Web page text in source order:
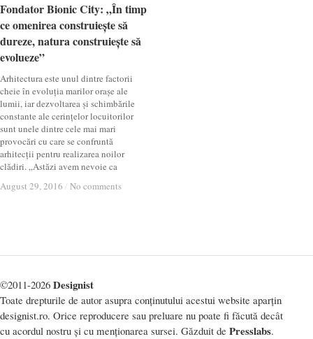
Fondator Bionic City: „În timp
ce omenirea construiește să
dureze, natura construiește să
evolueze”
Arhitectura este unul dintre factorii
cheie în evoluția marilor orașe ale
lumii, iar dezvoltarea și schimbările
constante ale cerințelor locuitorilor
sunt unele dintre cele mai mari
provocări cu care se confruntă
arhitecții pentru realizarea noilor
clădiri. „Astăzi avem nevoie ca
August 29, 2016 / No comments
Fondator Bionic City: „În timp
ce omenirea construiește să
dureze, natura construiește să
evolueze”
August 29, 2016 / No comments
©2011-2026 Designist
Toate drepturile de autor asupra conținutului acestui website aparțin
designist.ro. Orice reproducere sau preluare nu poate fi făcută decât
cu acordul nostru și cu menționarea sursei. Găzduit de Presslabs.